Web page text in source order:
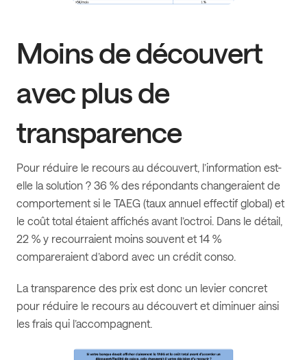
Moins de découvert
avec plus de
transparence
Pour réduire le recours au découvert, l’information est-
elle la solution ? 36 % des répondants changeraient de
comportement si le TAEG (taux annuel effectif global) et
le coût total étaient affichés avant l’octroi. Dans le détail,
22 % y recourraient moins souvent et 14 %
compareraient d’abord avec un crédit conso.
La transparence des prix est donc un levier concret
pour réduire le recours au découvert et diminuer ainsi
les frais qui l’accompagnent.